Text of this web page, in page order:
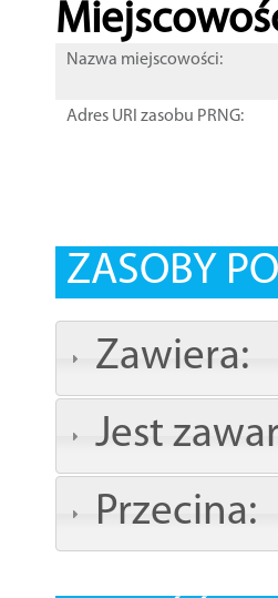
Nazwa miejscowości:
Adres URI zasobu PRNG:
ZASOBY
Zawiera:
Jest
Przecina: